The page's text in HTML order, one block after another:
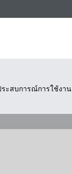
ระสบการณ์การใช้งาน